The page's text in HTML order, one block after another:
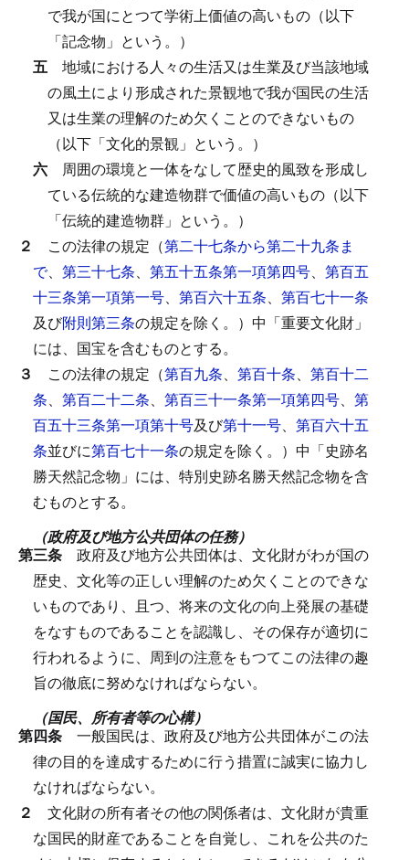
で我が国にとつて学術上価値の高いもの（以下
「記念物」という。）
五 地域における人々の生活又は生業及び当該地域
の風土により形成された景観地で我が国民の生活
又は生業の理解のため欠くことのできないもの
（以下「文化的景観」という。）
六 周囲の環境と一体をなして歴史的風致を形成し
ている伝統的な建造物群で価値の高いもの（以下
「伝統的建造物群」という。）
２ この法律の規定（第二十七条から第二十九条ま
で、 第三十七条、 第五十五条第一項第四号、 第百五
十三条第一項第一号、 第百六十五条、 第百七十一条
及び附則第三条の規定を除く。）中「重要文化財」
には、国宝を含むものとする。
３ この法律の規定（第百九条、 第百十条、 第百十二
条、 第百二十二条、 第百三十一条第一項第四号、 第
百五十三条第一項第十号及び第十一号、 第百六十五
条並びに第百七十一条の規定を除く。）中「史跡名
勝天然記念物」には、特別史跡名勝天然記念物を含
むものとする。
（政府及び地方公共団体の任務）
第三条 政府及び地方公共団体は、文化財がわが国の
歴史、文化等の正しい理解のため欠くことのできな
いものであり、且つ、将来の文化の向上発展の基礎
をなすものであることを認識し、その保存が適切に
行われるように、周到の注意をもつてこの法律の趣
旨の徹底に努めなければならない。
（国民、所有者等の心構）
第四条 一般国民は、政府及び地方公共団体がこの法
律の目的を達成するために行う措置に誠実に協力し
なければならない。
２ 文化財の所有者その他の関係者は、文化財が貴重
な国民的財産であることを自覚し、これを公共のた